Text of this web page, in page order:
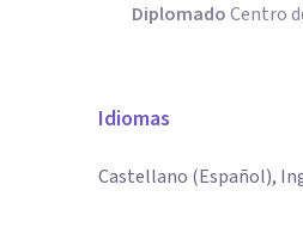
DiplomadoCentro
Idiomas
Castellano (Español),